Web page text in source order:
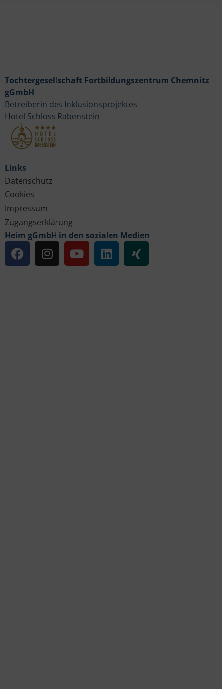
Links
Datenschutz
Cookies
Impressum
Zugangserklärung
Heim gGmbH in den sozialen Medien
Tochtergesellschaft Fortbildungszentrum Chemnitz
gGmbH
Betreiberin des Inklusionsprojektes
Hotel Schloss Rabenstein